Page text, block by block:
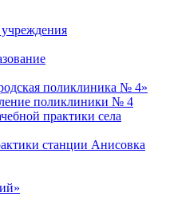
поликлиника № 4»
поликлиники № 4
практики села
станции Анисовка